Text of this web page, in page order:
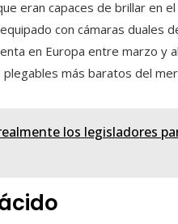
eran capaces de brillar en
con cámaras duales
en Europa entre marzo y
más baratos del
los legisladores